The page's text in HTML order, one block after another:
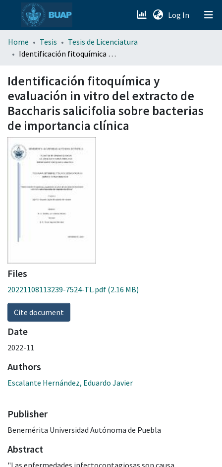
Log In (current)
menu.section.about_menu
Home Tesis
Tesis de Licenciatura
Identificación fitoquímica y evaluación in vitro del extracto de Baccharis salicifolia sobre bacterias de importancia clínica
Identificación fitoquímica y
evaluación in vitro del extracto de
Baccharis salicifolia sobre bacterias
de importancia clínica
Files
20221108113239-7524-TL.pdf (2.16 MB)
Cite document
Date
2022-11
Authors
Escalante Hernández, Eduardo Javier
Publisher
Benemérita Universidad Autónoma de Puebla
Abstract
"Las enfermedades infectocontagiosas son causa